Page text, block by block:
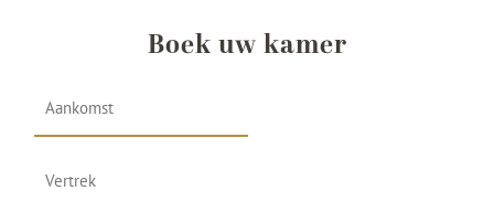
Boek uw kamer